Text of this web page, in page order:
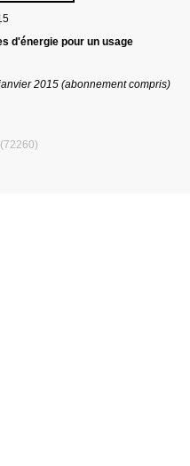
d'énergie pour un usage
2015 (abonnement compris)